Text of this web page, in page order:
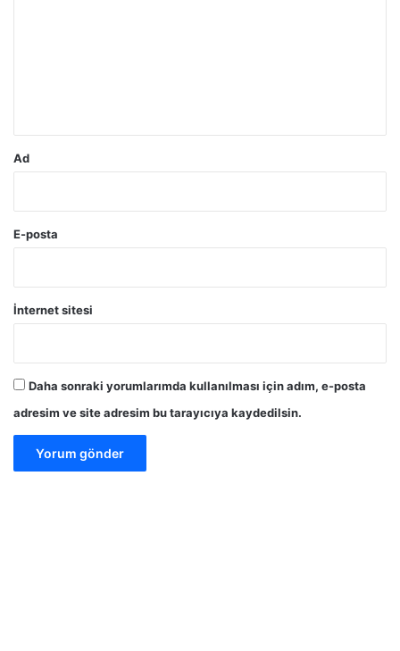
Ad
E-posta
İnternet sitesi
Daha sonraki yorumlarımda kullanılması için adım, e-posta
adresim ve site adresim bu tarayıcıya kaydedilsin.